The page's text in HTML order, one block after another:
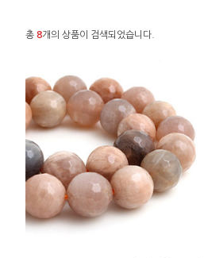
총 8개의 상품이 검색되었습니다.